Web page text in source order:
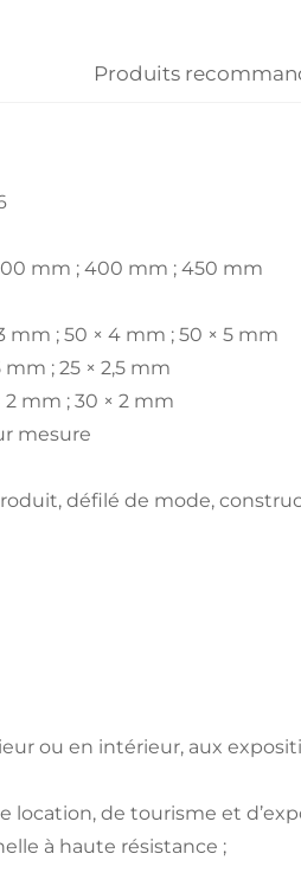
Produits
mm ; 400 mm ; 450 mm
mm ; 50 × 4 mm ; 50 × 5 mm
mm ; 25 × 2,5 mm
2 mm ; 30 × 2 mm
mesure
défilé de mode,
ou en intérieur, aux
location, de tourisme et
à haute résistance ;